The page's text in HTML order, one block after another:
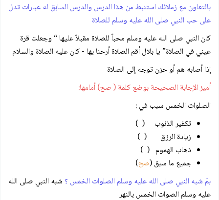
بالتعاون مع زملائك استنبط من هذا الدرس والدرس السابق له عبارات تدل
على حب النبي صلى الله عليه وسلم للصلاة
كان النبي صلى الله عليه وسلم محباً للصلاة مقبلاً عليها “ وجعلت قرة
عيني في الصلاة” يا بلال أقم الصلاة أرحنا بها - كان عليه الصلاة والسلام
إذا أصابه هم أو حزن توجه إلى الصلاة
أميز الإجابة الصحيحة بوضع كلمة ( صح) أمامها:
الصلوات الخمس سبب في :
تكفير الذنوب ( )
زيادة الرزق ( )
ذهاب الهموم ( )
جميع ما سبق (صح)
بمَ شبه النبي صلى الله عليه وسلم الصلوات الخمس ؟ شبه النبي صلى الله
عليه وسلم الصوات الخمس بالنهر